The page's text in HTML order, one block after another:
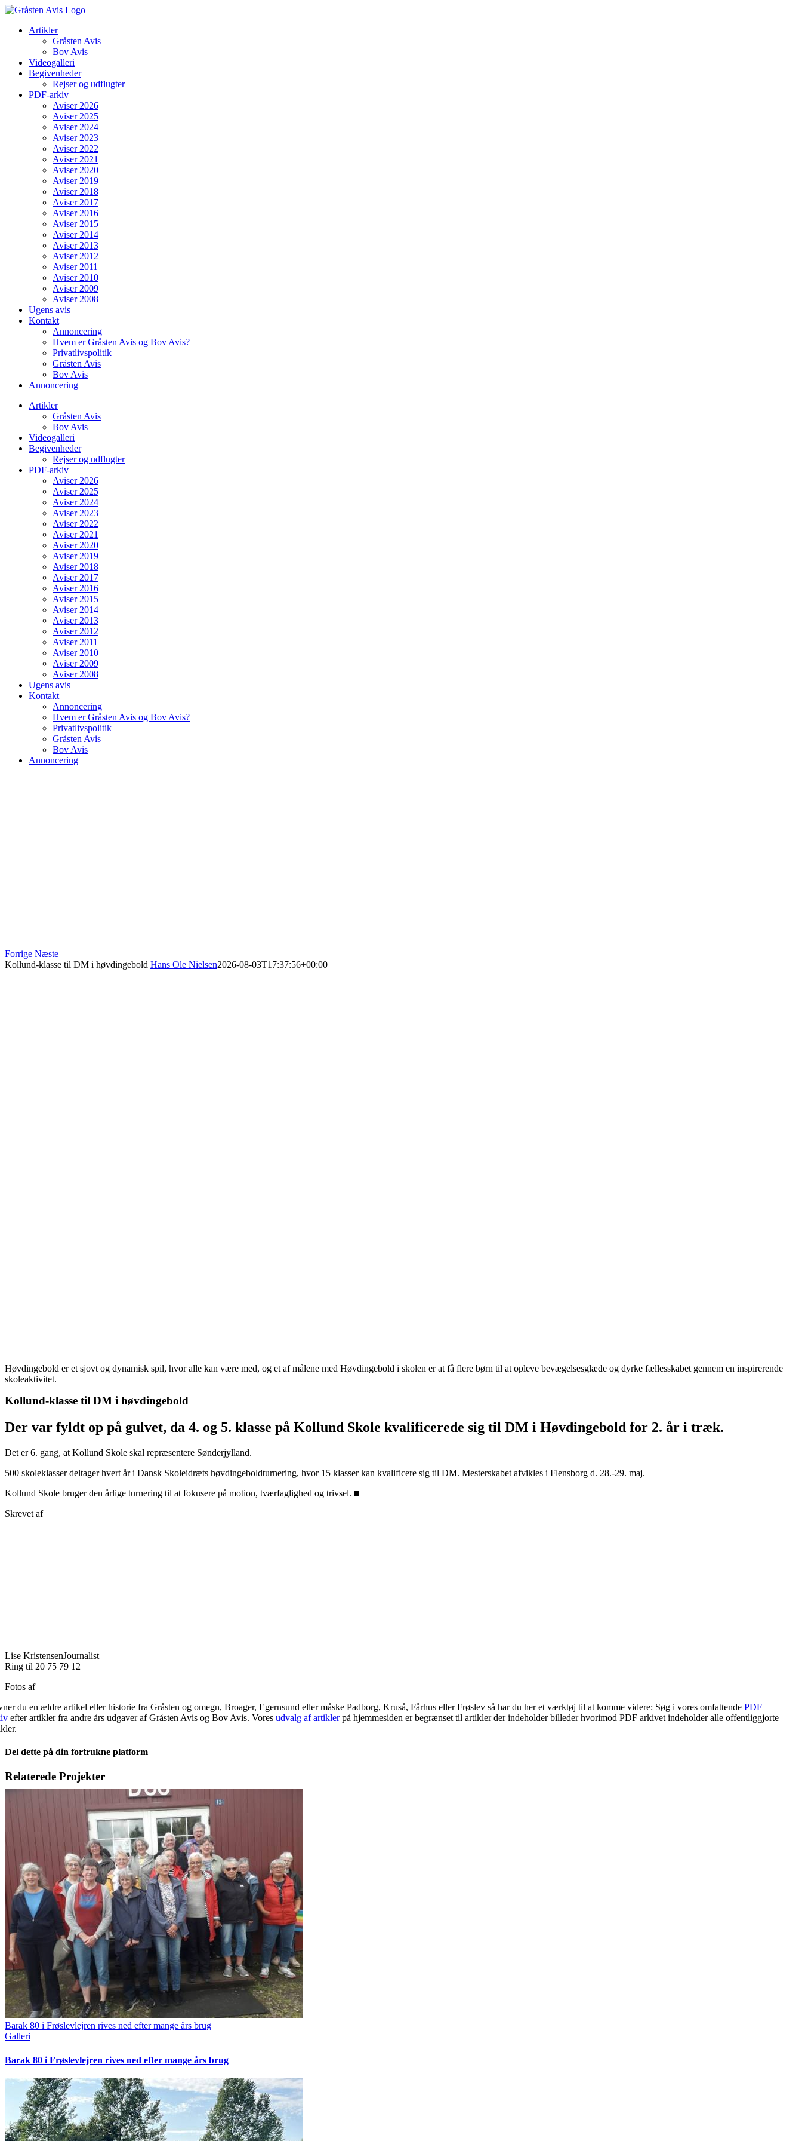
Skip
contentArtikler
Gråsten Avis
Bov Avis
Videogalleri
Begivenheder
Rejser og udflugter
PDF-arkiv
Aviser 2026
Aviser 2025
Aviser 2024
Aviser 2023
Aviser 2022
Aviser 2021
Aviser 2020
Aviser 2019
Aviser 2018
Aviser 2017
Aviser 2016
Aviser 2015
Aviser 2014
Aviser 2013
Aviser 2012
Aviser 2011
Aviser 2010
Aviser 2009
Aviser 2008
Ugens avis
Kontakt
Annoncering
Hvem er Gråsten Avis og Bov Avis?
Privatlivspolitik
Gråsten Avis
Bov Avis
Annoncering
Artikler
Gråsten Avis
Bov Avis
Videogalleri
Begivenheder
Rejser og udflugter
PDF-arkiv
Aviser 2026
Aviser 2025
Aviser 2024
Aviser 2023
Aviser 2022
Aviser 2021
Aviser 2020
Aviser 2019
Aviser 2018
Aviser 2017
Aviser 2016
Aviser 2015
Aviser 2014
Aviser 2013
Aviser 2012
Aviser 2011
Aviser 2010
Aviser 2009
Aviser 2008
Ugens avis
Kontakt
Annoncering
Hvem er Gråsten Avis og Bov Avis?
Privatlivspolitik
Gråsten Avis
Bov Avis
Annoncering
Forrige Næste
Kollund-klasse til DM i høvdingebold Hans Ole Nielsen2026-08-03T17:37:56+00:00
Høvdingebold er et sjovt og dynamisk spil, hvor alle kan være med, og et af målene med Høvdingebold i skolen er at få flere børn til at opleve bevægelsesglæde og dyrke fællesskabet gennem en inspirerende
skoleaktivitet.
Kollund-klasse til DM i høvdingebold
Der var fyldt op på gulvet, da 4. og 5. klasse på Kollund Skole kvalificerede sig til DM i Høvdingebold for 2. år i træk.
Det er 6. gang, at Kollund Skole skal repræsentere Sønderjylland.
500 skoleklasser deltager hvert år i Dansk Skoleidræts høvdingeboldturnering, hvor 15 klasser kan kvalificere sig til DM. Mesterskabet afvikles i Flensborg d. 28.-29. maj.
Kollund Skole bruger den årlige turnering til at fokusere på motion, tværfaglighed og trivsel. ■
Skrevet af
Lise KristensenJournalist
Ring til 20 75 79 12
Fotos af
du en ældre artikel eller historie fra Gråsten og omegn, Broager, Egernsund eller måske Padborg, Kruså, Fårhus eller Frøslev så har du her et værktøj til at komme videre: Søg i vores omfattendePDF
efter artikler fra andre års udgaver af Gråsten Avis og Bov Avis. Voresudvalg af artiklerpå hjemmesiden er begrænset til artikler der indeholder billeder hvorimod PDF arkivet indeholder alle offentliggjorte
Del dette på din fortrukne platform
Facebook
X
LinkedIn
E-
Relaterede Projekter
Barak 80 i Frøslevlejren rives ned efter mange års brug
Galleri
Barak 80 i Frøslevlejren rives ned efter mange års brug